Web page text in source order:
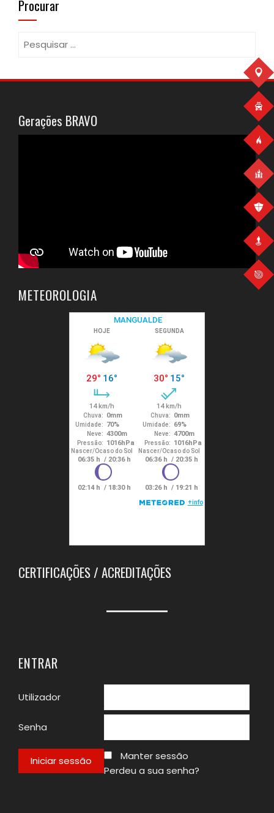
Procurar
Pesquisar
Gerações BRAVO
METEOROLOGIA
CERTIFICAÇÕES / ACREDITAÇÕES
ENTRAR
Utilizador
Senha
Manter sessão
Perdeu a sua senha?